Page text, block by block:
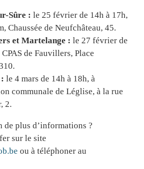
Sûre : le 25 février de 14h à 17h,
Chaussée de Neufchâteau, 45.
et Martelange : le 27 février de
de Fauvillers, Place
le 4 mars de 14h à 18h, à
communale de Léglise, à la rue
2.
de plus d’informations ?
sur le site
ou à téléphoner au